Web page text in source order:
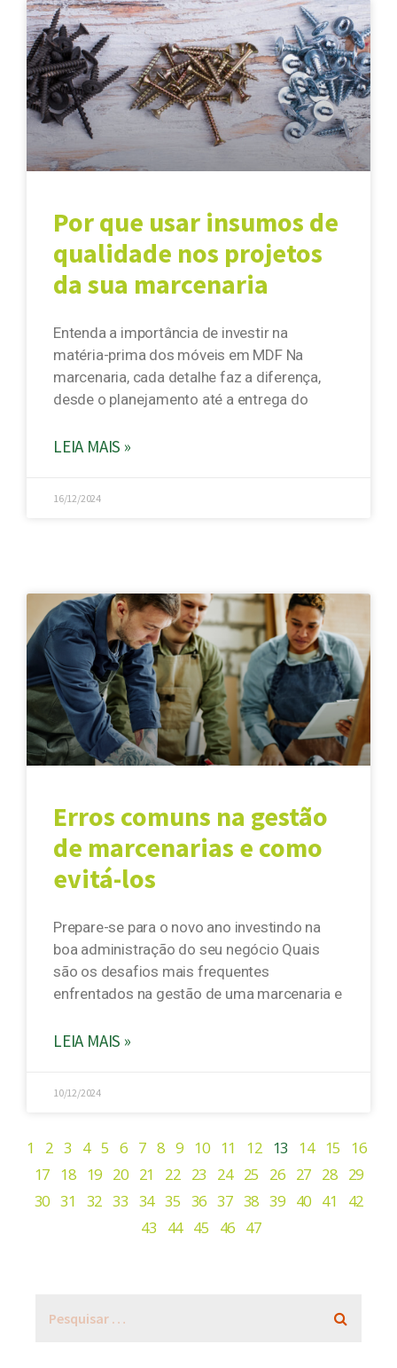
Por que usar insumos de
qualidade nos projetos
da sua marcenaria
Entenda a importância de investir na
matéria-prima dos móveis em MDF Na
marcenaria, cada detalhe faz a diferença,
desde o planejamento até a entrega do
LEIA MAIS »
16/12/2024
Erros comuns na gestão
de marcenarias e como
evitá-los
Prepare-se para o novo ano investindo na
boa administração do seu negócio Quais
são os desafios mais frequentes
enfrentados na gestão de uma marcenaria e
LEIA MAIS »
10/12/2024
1 2 3 4 5 6 7 8 9 10 11 12 13 14 15
16
17 18 19 20 21 22 23 24 25 26 27 28
29
30 31 32 33 34 35 36 37 38 39 40 41
42
43
44 45 46 47